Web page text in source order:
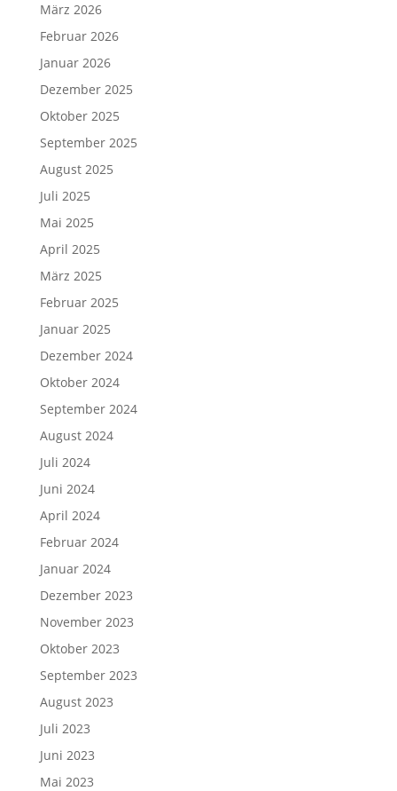
März 2026
Februar 2026
Januar 2026
Dezember 2025
Oktober 2025
September 2025
August 2025
Juli 2025
Mai 2025
April 2025
März 2025
Februar 2025
Januar 2025
Dezember 2024
Oktober 2024
September 2024
August 2024
Juli 2024
Juni 2024
April 2024
Februar 2024
Januar 2024
Dezember 2023
November 2023
Oktober 2023
September 2023
August 2023
Juli 2023
Juni 2023
Mai 2023